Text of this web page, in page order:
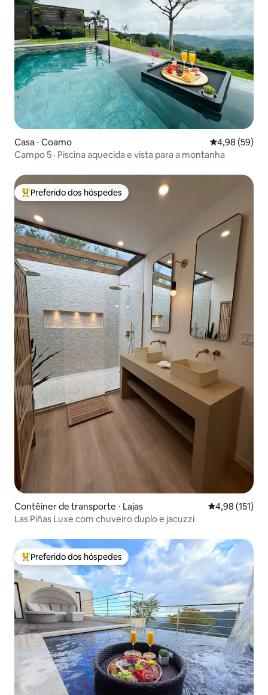
Casa ⋅ Coamo 4,98 de uma
4,98 (59)
Campo 5 · Piscina aquecida e vista para a montanha
Entre os melhores preferidos dos hóspedes
Preferido dos hóspedes
Contêiner de transporte ⋅ Lajas 4,98 de uma
4,98 (151)
Las Piñas Luxe com chuveiro duplo e jacuzzi
Entre os melhores preferidos dos hóspedes
Preferido dos hóspedes